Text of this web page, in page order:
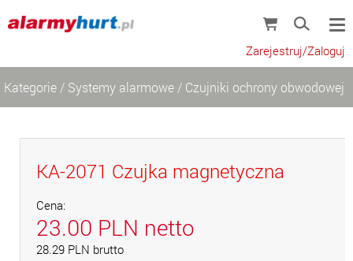
Zarejestruj/Zaloguj
Kategorie / Systemy alarmowe / Czujniki ochrony obwodowej
KA-2071 Czujka magnetyczna
Cena:
23.00 PLN netto
28.29 PLN brutto